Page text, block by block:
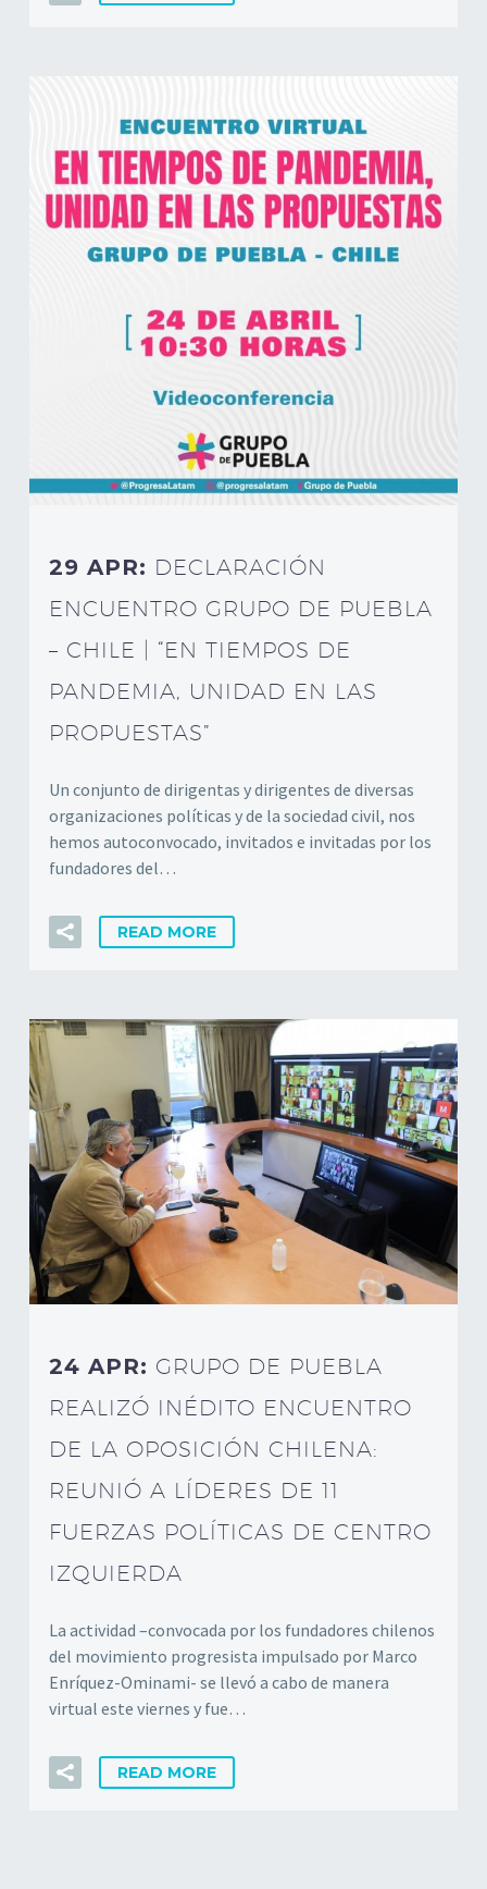
29 APR: DECLARACIÓN
ENCUENTRO GRUPO DE PUEBLA
– CHILE | “EN TIEMPOS DE
PANDEMIA, UNIDAD EN LAS
PROPUESTAS”
Un conjunto de dirigentas y dirigentes de diversas
organizaciones políticas y de la sociedad civil, nos
hemos autoconvocado, invitados e invitadas por los
fundadores del…
READ MORE
24 APR: GRUPO DE PUEBLA
REALIZÓ INÉDITO ENCUENTRO
DE LA OPOSICIÓN CHILENA:
REUNIÓ A LÍDERES DE 11
FUERZAS POLÍTICAS DE CENTRO
IZQUIERDA
La actividad –convocada por los fundadores chilenos
del movimiento progresista impulsado por Marco
Enríquez-Ominami- se llevó a cabo de manera
virtual este viernes y fue…
READ MORE